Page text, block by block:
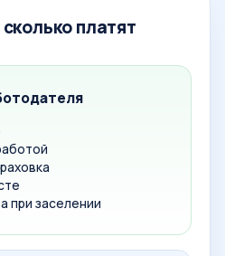
платят
при заселении